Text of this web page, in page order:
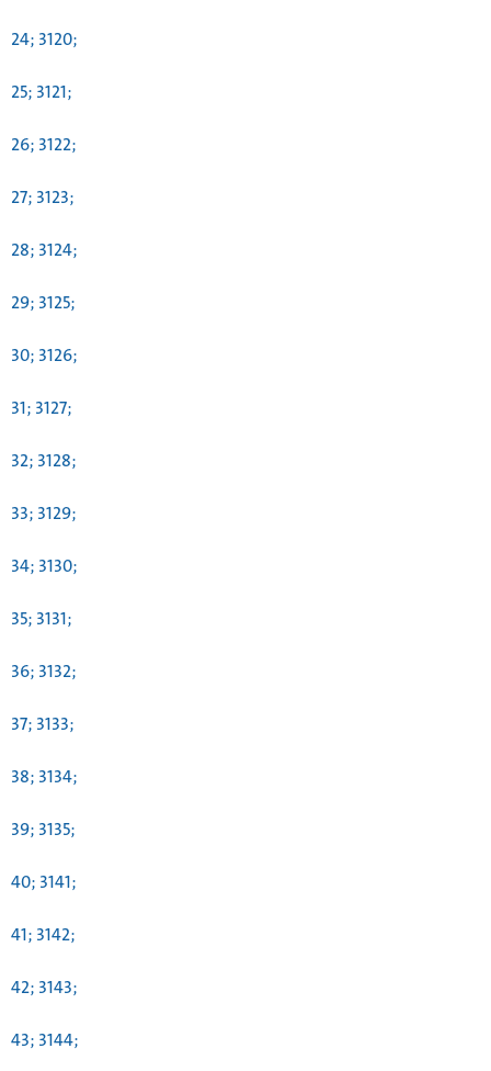
24; 3120;
25; 3121;
26; 3122;
27; 3123;
28; 3124;
29; 3125;
30; 3126;
31; 3127;
32; 3128;
33; 3129;
34; 3130;
35; 3131;
36; 3132;
37; 3133;
38; 3134;
39; 3135;
40; 3141;
41; 3142;
42; 3143;
43; 3144;